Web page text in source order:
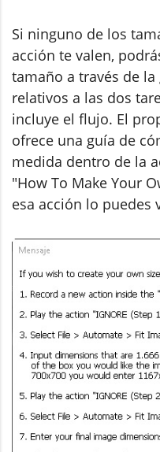
Si ninguno de los
acción te valen,
tamaño a través de
relativos a las dos
incluye el flujo. El
ofrece una guía de
medida dentro de la
"How To Make Your
esa acción lo puedes